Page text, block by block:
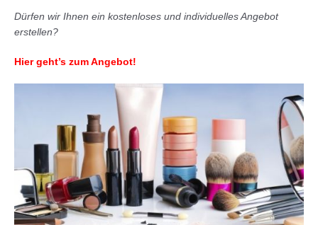
Dürfen wir Ihnen ein kostenloses und individuelles Angebot
erstellen?
Hier geht’s zum Angebot!